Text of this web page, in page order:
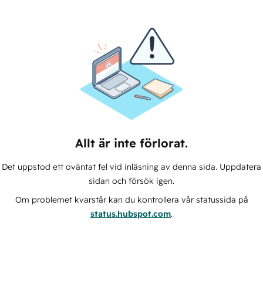
Allt är inte förlorat.
Det uppstod ett oväntat fel vid inläsning av denna sida. Uppdatera
sidan och försök igen.
Om problemet kvarstår kan du kontrollera vår statussida på
status.hubspot.com.